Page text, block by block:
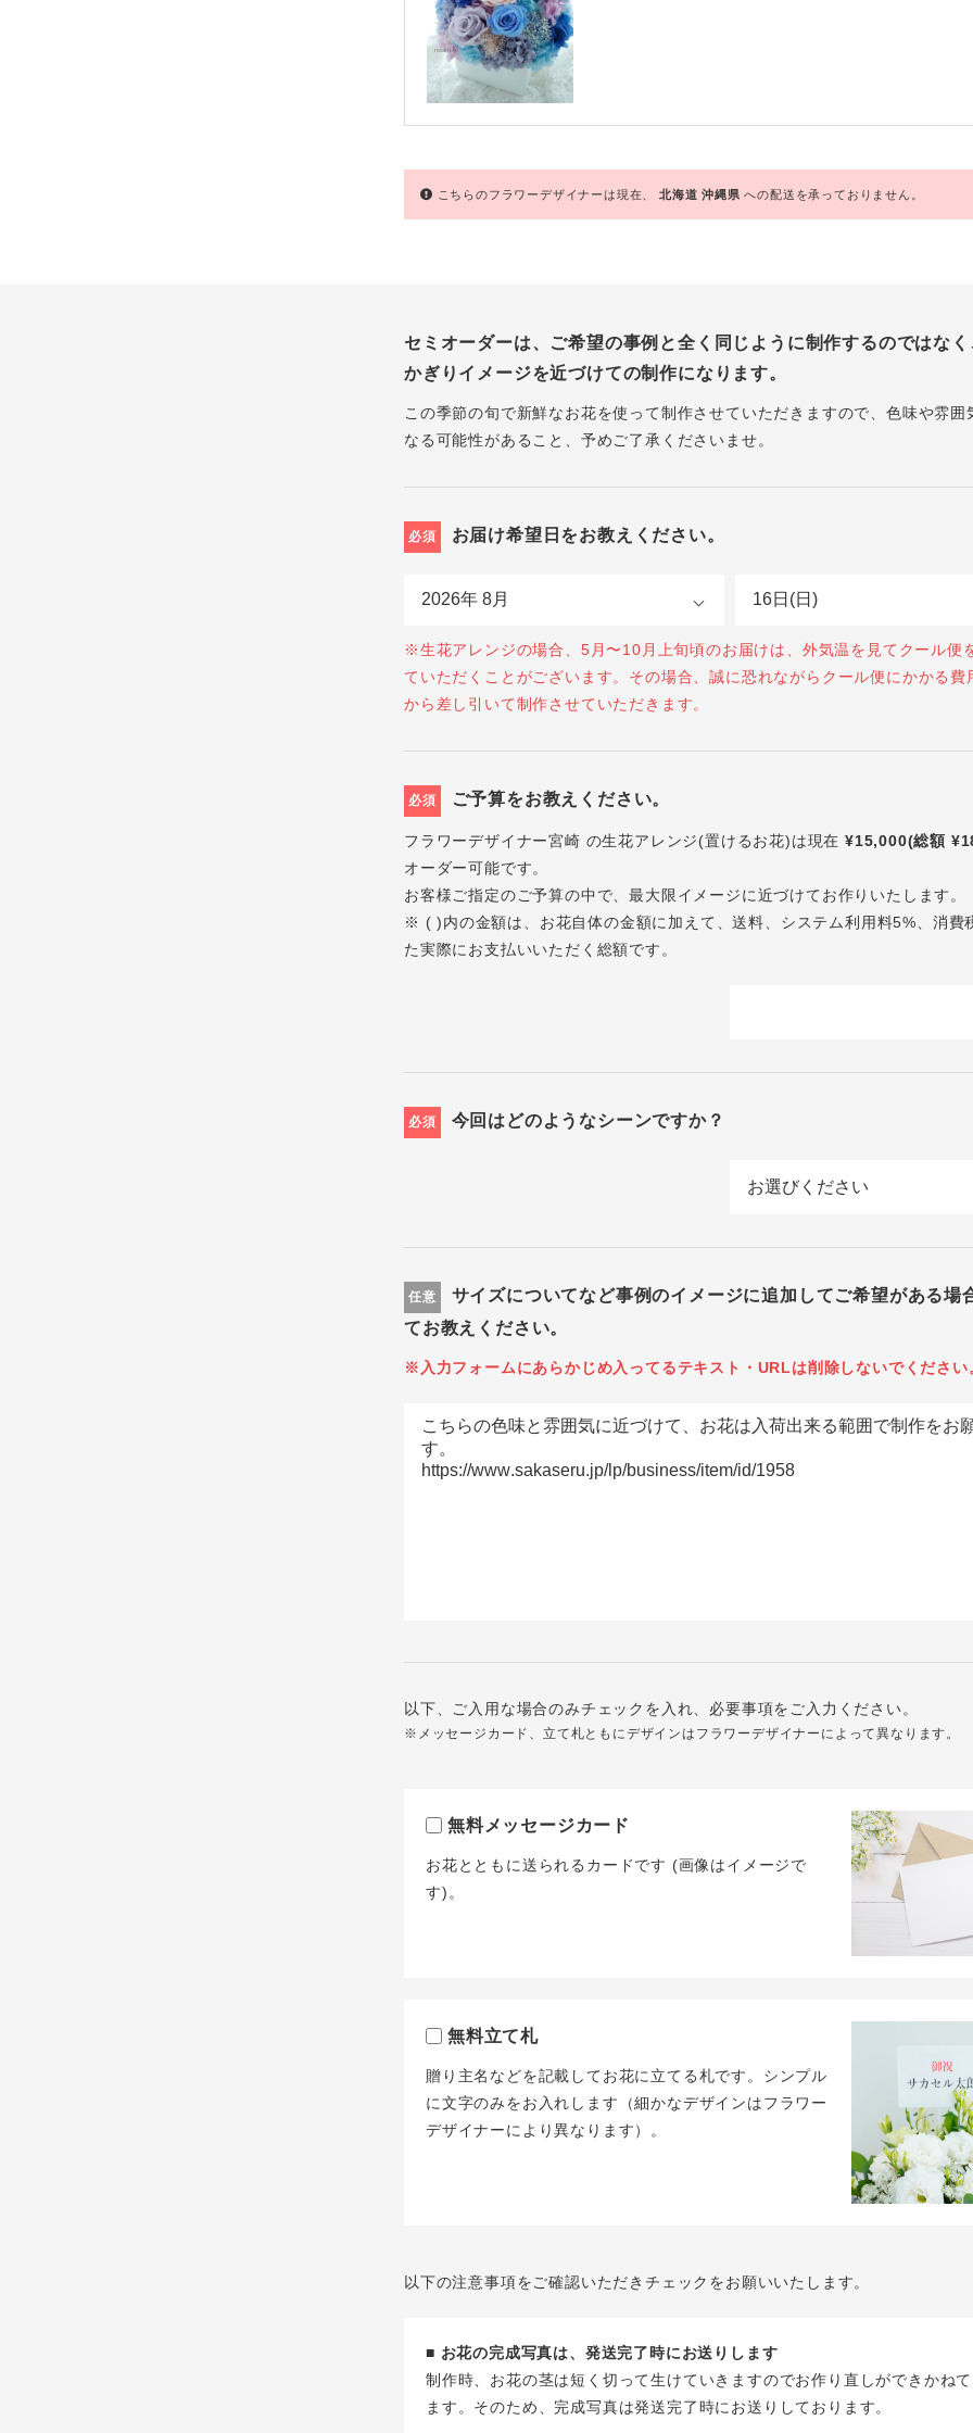
こちらのフラワーデザイナーは現在、北海道沖縄県への配送を承っておりません。
セミオーダーは、ご希望の事例と全く同じように制作するのではな
かぎりイメージを近づけての制作になります。
この季節の旬で新鮮なお花を使って制作させていただきますので、色味や雰囲
なる可能性があること、予めご了承くださいませ。
必須 お届け希望日をお教えください。
※生花アレンジの場合、5月〜10月上旬頃のお届けは、外気温を見てクール便
ていただくことがございます。その場合、誠に恐れながらクール便にかかる費
から差し引いて制作させていただきます。
必須 ご予算をお教えください。
フラワーデザイナー宮崎 の生花アレンジ(置けるお花)は現在 ¥15,000(総額
オーダー可能です。
お客様ご指定のご予算の中で、最大限イメージに近づけてお作りいたします。
※ ( )内の金額は、お花自体の金額に加えて、送料、システム利用料5%、消費
た実際にお支払いいただく総額です。
必須 今回はどのようなシーンですか？
任意
サイズについてなど事例のイメージに追加してご希望がある場
てお教えください。
※入力フォームにあらかじめ入ってるテキスト・URLは削除しないでください
以下、ご入用な場合のみチェックを入れ、必要事項をご入力ください。
※メッセージカード、立て札ともにデザインはフラワーデザイナーによって異なります。
無料メッセージカード
お花とともに送られるカードです (画像はイメージで
す)。
無料立て札
贈り主名などを記載してお花に立てる札です。シンプル
に文字のみをお入れします（細かなデザインはフラワー
デザイナーにより異なります）。
以下の注意事項をご確認いただきチェックをお願いいたします。
■ お花の完成写真は、発送完了時にお送りします
制作時、お花の茎は短く切って生けていきますのでお作り直しができかね
ます。そのため、完成写真は発送完了時にお送りしております。